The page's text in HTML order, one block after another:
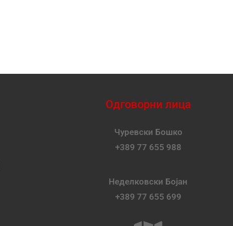
Одговорни лица
Чуревски Бошко
+389 77 655 988
Неделковски Бојан
+389 77 655 699